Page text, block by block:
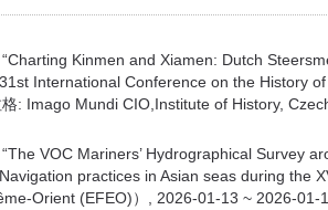
Kinmen and Xiamen: Dutch
International Conference on the History
: Imago Mundi CIO,Institute of History,
VOC Mariners’ Hydrographical Survey
practices in Asian seas during the
Orient (EFEO)）, 2026-01-13 ~ 2026-01-